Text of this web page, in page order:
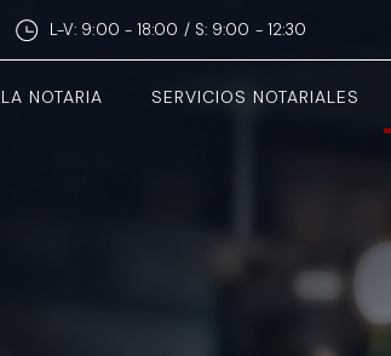
L-V: 9:00 - 18:00 / S: 9:00 - 12:30
LA NOTARIA SERVICIOS NOTARIALES